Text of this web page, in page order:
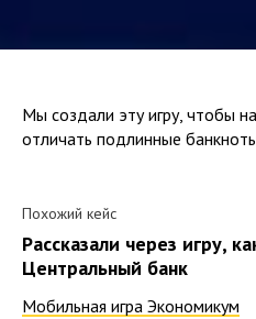
Мы создали эту игру, чтобы
отличать подлинные
Похожий кейс
Рассказали через игру,
Центральный банк
Мобильная игра Экономикум